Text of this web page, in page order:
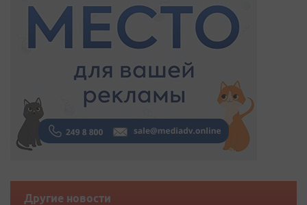
Другие новости